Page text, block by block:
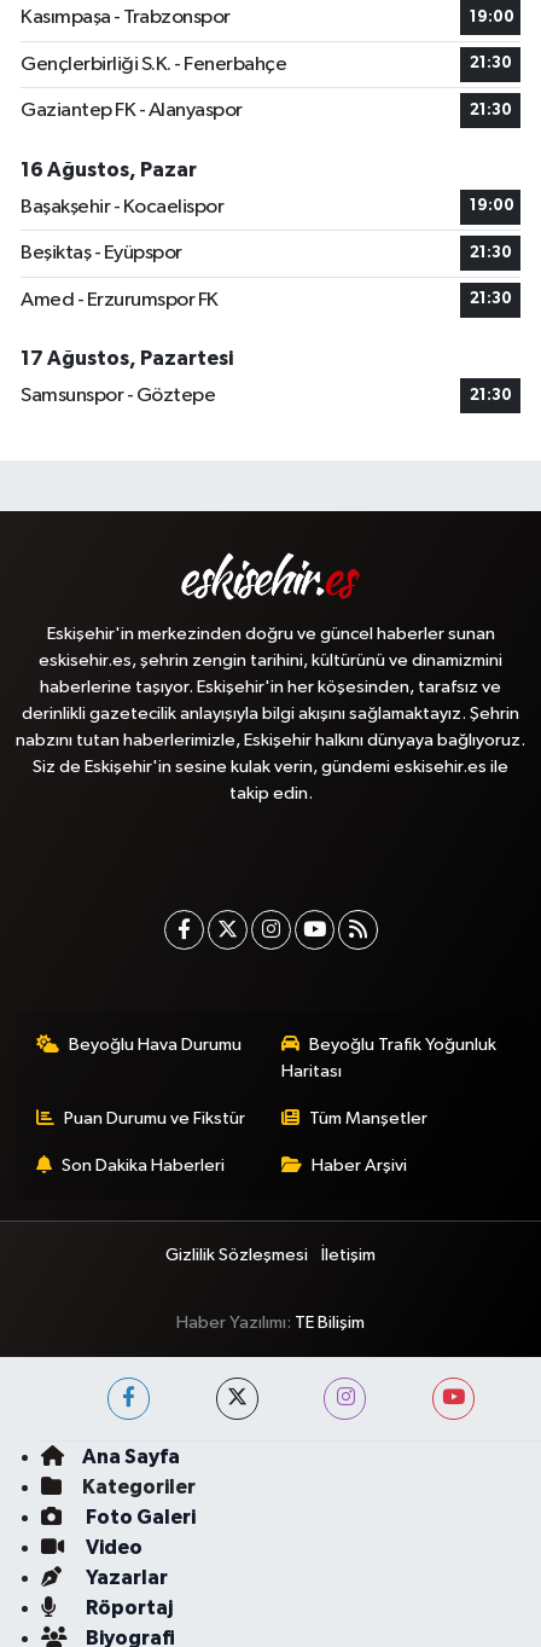
Kasımpaşa - Trabzonspor 19:00
Gençlerbirliği S.K. - Fenerbahçe 21:30
Gaziantep FK - Alanyaspor 21:30
16 Ağustos, Pazar
Başakşehir - Kocaelispor
19:00
Beşiktaş - Eyüpspor 21:30
Amed - Erzurumspor FK 21:30
17 Ağustos, Pazartesi
Samsunspor - Göztepe
21:30
Eskişehir'in merkezinden doğru ve güncel haberler sunan
eskisehir.es, şehrin zengin tarihini, kültürünü ve dinamizmini
haberlerine taşıyor. Eskişehir'in her köşesinden, tarafsız ve
derinlikli gazetecilik anlayışıyla bilgi akışını sağlamaktayız. Şehrin
nabzını tutan haberlerimizle, Eskişehir halkını dünyaya bağlıyoruz.
Siz de Eskişehir'in sesine kulak verin, gündemi eskisehir.es ile
takip edin.
Beyoğlu Hava Durumu
Beyoğlu Trafik Yoğunluk
Haritası
Puan Durumu ve Fikstür Tüm Manşetler
Son Dakika Haberleri Haber Arşivi
Gizlilik Sözleşmesi İletişim
Haber Yazılımı: TE Bilişim
Ana Sayfa
Kategoriler
Foto Galeri
Video
Yazarlar
Röportaj
Biyografi